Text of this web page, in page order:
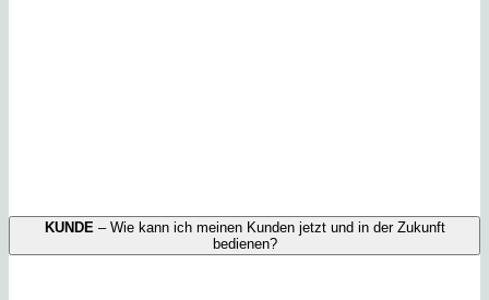
KUNDE– Wie kann ich meinen Kunden jetzt und in der Zukunft
bedienen?